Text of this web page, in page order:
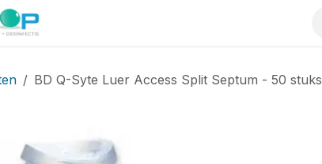
BD Q-Syte Luer Access Split Septum - 50 stuks